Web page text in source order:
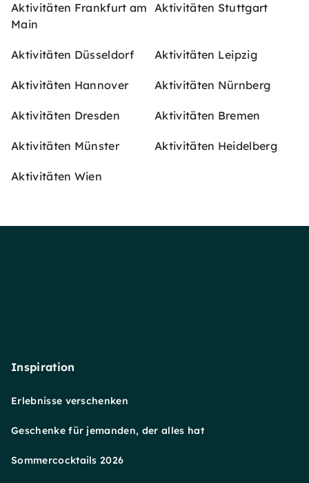
Aktivitäten Frankfurt am
Main
Aktivitäten Stuttgart
Aktivitäten Düsseldorf Aktivitäten Leipzig
Aktivitäten Hannover Aktivitäten Nürnberg
Aktivitäten Dresden Aktivitäten Bremen
Aktivitäten Münster Aktivitäten Heidelberg
Aktivitäten Wien
Inspiration
Erlebnisse verschenken
Geschenke für jemanden, der alles hat
Sommercocktails 2026